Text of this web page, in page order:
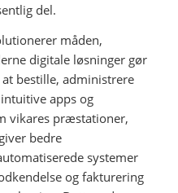
del.
måden,
digitale løsninger gør
bestille, administrere
apps og
vikares præstationer,
bedre
systemer
og fakturering